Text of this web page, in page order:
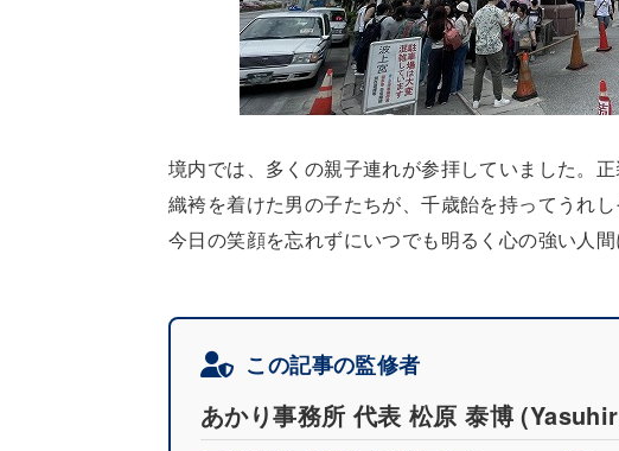
境内では、多くの親子連れが参拝していました。
織袴を着けた男の子たちが、千歳飴を持ってうれ
今日の笑顔を忘れずにいつでも明るく心の強い人間
この記事の監修者
あかり事務所 代表 松原 泰博